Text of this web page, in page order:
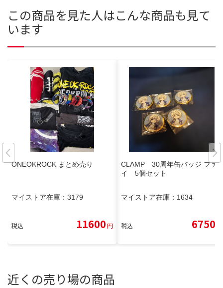
この商品を見た人はこんな商品も見て
います
ONEOKROCK まとめ売り
マイストア在庫： 3179
税込 11600円
CLAMP 30周年缶バッジ ファ
イ 5個セット
マイストア在庫： 1634
税込 6750
近くの売り場の商品